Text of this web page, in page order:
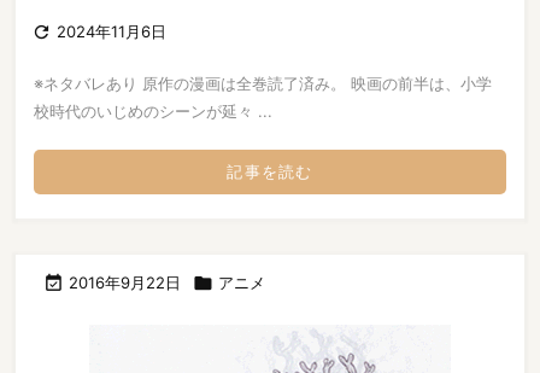
 2024年11月6日
※ネタバレあり 原作の漫画は全巻読了済み。 映画の前半は、小学
校時代のいじめのシーンが延々 ...
記事を読む
 2016年9月22日  アニメ